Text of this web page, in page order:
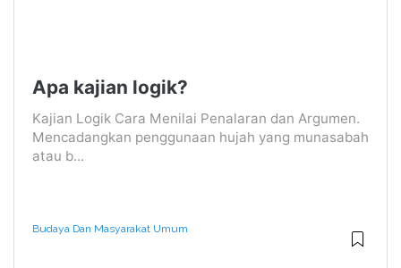
Apa kajian logik?
Kajian Logik Cara Menilai Penalaran dan Argumen.
Mencadangkan penggunaan hujah yang munasabah
atau b...
Budaya Dan Masyarakat Umum